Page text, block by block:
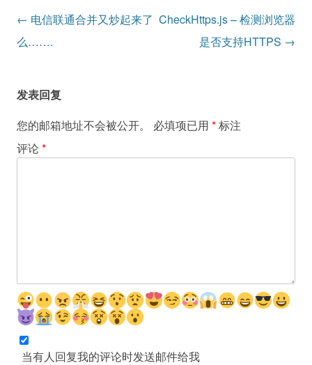
文
章
航
← 电信联通合并又炒起来了
么…….
CheckHttps.js – 检测浏览器
是否支持HTTPS →
发表回复
您的邮箱地址不会被公开。
必填项已用 *标注
评论*
当有人回复我的评论时发送邮件给我